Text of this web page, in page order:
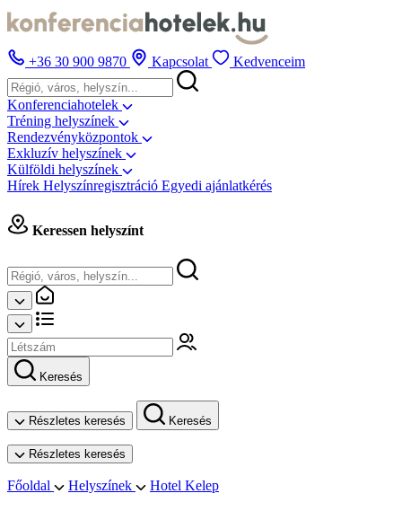
+36 30 900 9870 Kapcsolat Kedvenceim
Konferenciahotelek
Tréning helyszínek
Rendezvényközpontok
Exkluzív helyszínek
Külföldi helyszínek
Hírek Helyszínregisztráció Egyedi ajánlatkérés
Keressen helyszínt
Keresés
Részletes keresés Keresés
Részletes keresés
Főoldal Helyszínek Hotel Kelep